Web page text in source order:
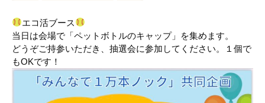
エコ活ブース
当日は会場で「ペットボトルのキャップ」を集めます。
どうぞご持参いただき、抽選会に参加してください。１個で
もOKです！